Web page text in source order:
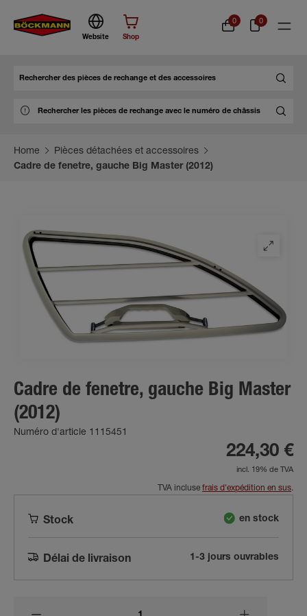
Website Shop
0 0
Home
Pièces détachées et accessoires
Cadre de fenetre, gauche Big Master (2012)
Cadre de fenetre, gauche Big Master
(2012)
Numéro d'article 1115451
224,30 €
incl. 19% de TVA
TVA incluse frais d'expédition en sus.
Stock en stock
Délai de livraison 1-3 jours ouvrables